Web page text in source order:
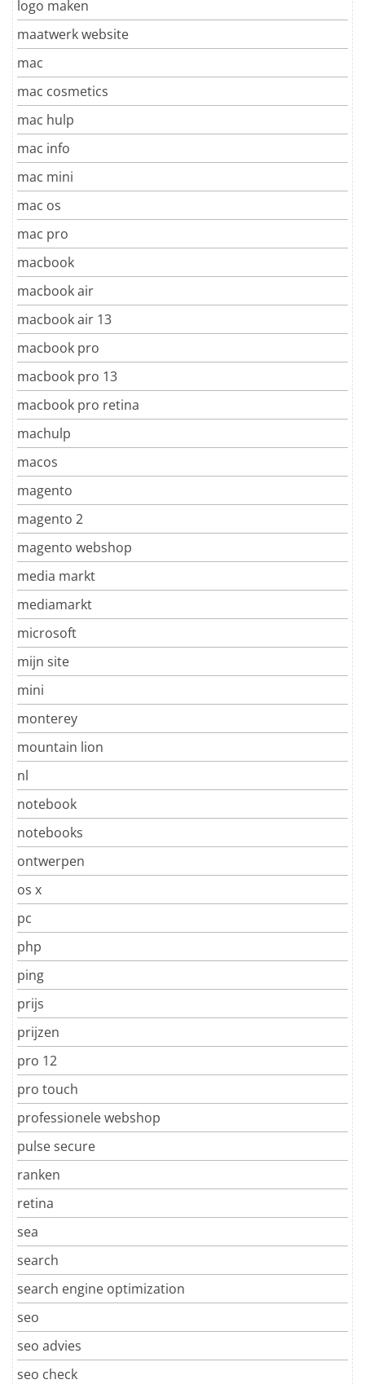
logo maken
maatwerk website
mac
mac cosmetics
mac hulp
mac info
mac mini
mac os
mac pro
macbook
macbook air
macbook air 13
macbook pro
macbook pro 13
macbook pro retina
machulp
macos
magento
magento 2
magento webshop
media markt
mediamarkt
microsoft
mijn site
mini
monterey
mountain lion
nl
notebook
notebooks
ontwerpen
os x
pc
php
ping
prijs
prijzen
pro 12
pro touch
professionele webshop
pulse secure
ranken
retina
sea
search
search engine optimization
seo
seo advies
seo check